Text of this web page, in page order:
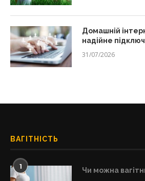
Домашній
надійне
31/07/2026
ВАГІТНІСТЬ
1 Чи можна